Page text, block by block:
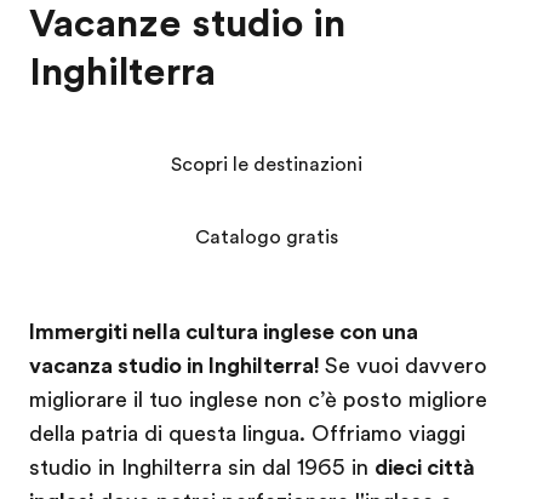
Vacanze studio in
Inghilterra
Immergiti nella cultura inglese con una
vacanza studio in Inghilterra! Se vuoi davvero
migliorare il tuo inglese non c’è posto migliore
della patria di questa lingua. Offriamo viaggi
studio in Inghilterra sin dal 1965 in dieci città
Scopri le destinazioni
Catalogo gratis